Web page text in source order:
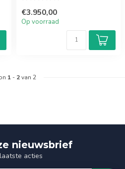
€3.950,00
Op voorraad
1 - 2van 2
nieuwsbrief
acties